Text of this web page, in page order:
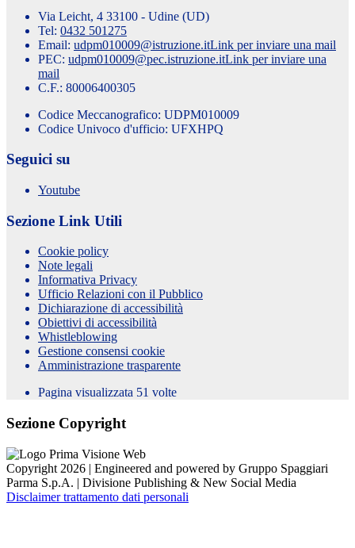
Via Leicht, 4 33100 - Udine (UD)
Tel: 0432 501275
Email: udpm010009@istruzione.itLink per inviare una mail
PEC: udpm010009@pec.istruzione.itLink per inviare una
mail
C.F.: 80006400305
Codice Meccanografico: UDPM010009
Codice Univoco d'ufficio: UFXHPQ
Seguici su
Youtube
Sezione Link Utili
Cookie policy
Note legali
Informativa Privacy
Ufficio Relazioni con il Pubblico
Dichiarazione di accessibilità
Obiettivi di accessibilità
Whistleblowing
Gestione consensi cookie
Amministrazione trasparente
Pagina visualizzata 51 volte
Sezione Copyright
Copyright 2026 | Engineered and powered by Gruppo Spaggiari
Parma S.p.A. | Divisione Publishing & New Social Media
Disclaimer trattamento dati personali